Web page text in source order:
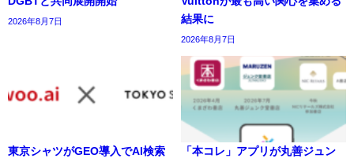
2026年8月7日
結果に
2026年8月7日
東京シャツがGEO導入でAI検索
「本コレ」アプリが丸善ジュン